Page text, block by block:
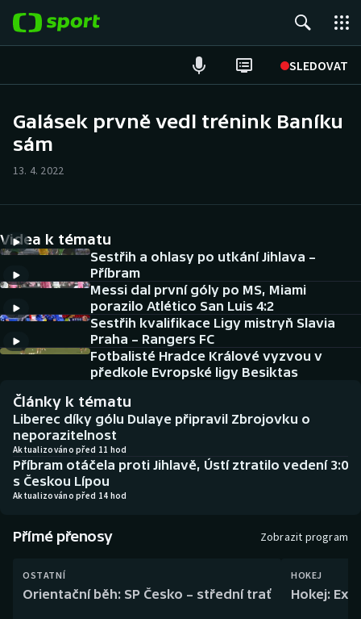
SLEDOVAT
Hokej
Cyklistika
DALŠÍ SPORTY
Americký fotbal
Baseball a softbal
Basketbal
Biatlon
Boby a skeleton
Box
Curling
NEPŘEHLÉDNĚTE
Historické návraty
Aplikace ČT sport
AZ kvíz
Galásek prvně vedl trénink Baníku
sám
13. 4. 2022
Videa k tématu
Sestřih a ohlasy po utkání Jihlava –
Příbram
Messi dal první góly po MS, Miami
porazilo Atlético San Luis 4:2
Sestřih kvalifikace Ligy mistryň Slavia
Praha – Rangers FC
Fotbalisté Hradce Králové vyzvou v
předkole Evropské ligy Besiktas
Články k tématu
Liberec díky gólu Dulaye připravil Zbrojovku o
neporazitelnost
Aktualizováno před 11 hod
Příbram otáčela proti Jihlavě, Ústí ztratilo vedení 3:0
s Českou Lípou
Aktualizováno před 14 hod
Přímé přenosy Zobrazit program
OSTATNÍ
Orientační běh: SP Česko – střední trať
HOKEJ
Hokej: